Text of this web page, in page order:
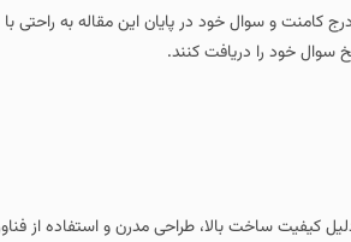
درج کامنت و سوال خود در پایان این مقاله به
سوال خود را دریافت کنند.
ساخت بالا، طراحی مدرن و استفاده از